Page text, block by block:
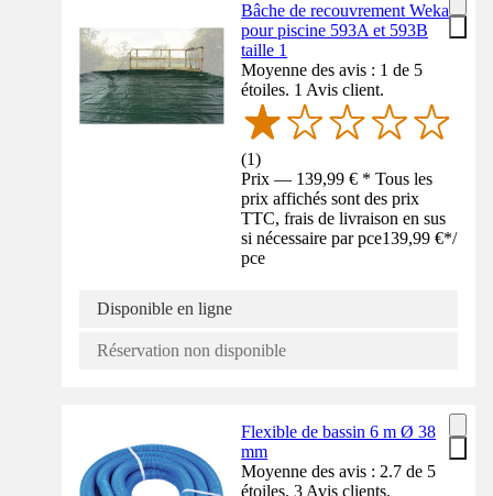
Bâche de recouvrement Weka
pour piscine 593A et 593B
taille 1
Moyenne des avis : 1 de 5
étoiles. 1 Avis client.
(1)
Prix — 139,99 € * Tous les
prix affichés sont des prix
TTC, frais de livraison en sus
si nécessaire par pce139,99 €*/
pce
Disponible en ligne
Réservation non disponible
Flexible de bassin 6 m Ø 38
mm
Moyenne des avis : 2.7 de 5
étoiles. 3 Avis clients.